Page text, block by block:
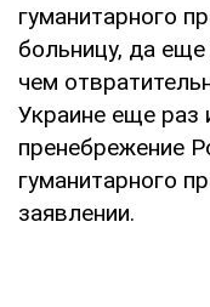
гуманитарного
больницу, да
чем
Украине еще
пренебрежение
гуманитарного
заявлении.